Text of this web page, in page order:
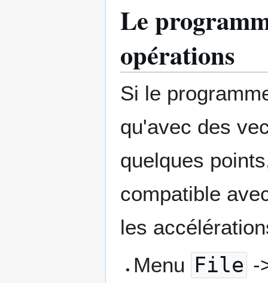
Le
opérations
Si le
qu'avec des
quelques
compatible
les
Menu File -